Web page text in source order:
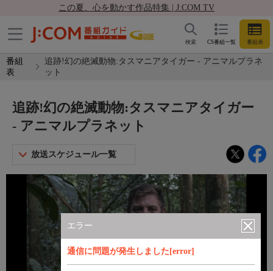
この夏、心を動かす作品特集 | J:COM TV
CS番組一覧 番組表
検索
番組
表
追跡!幻の絶滅動物:タスマニアタイガー - アニマルプラネ
ット
エラー
通信に問題が発生しました[error]
追跡!幻の絶滅動物:タスマニアタイガー
- アニマルプラネット
放送スケジュール一覧